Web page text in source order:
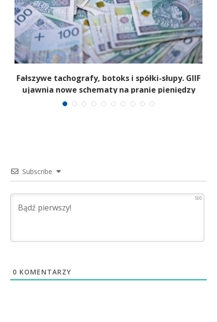
Fałszywe tachografy, botoks i spółki-słupy. GIIF
ujawnia nowe schematy na pranie pieniędzy
Subscribe
500
0 KOMENTARZY